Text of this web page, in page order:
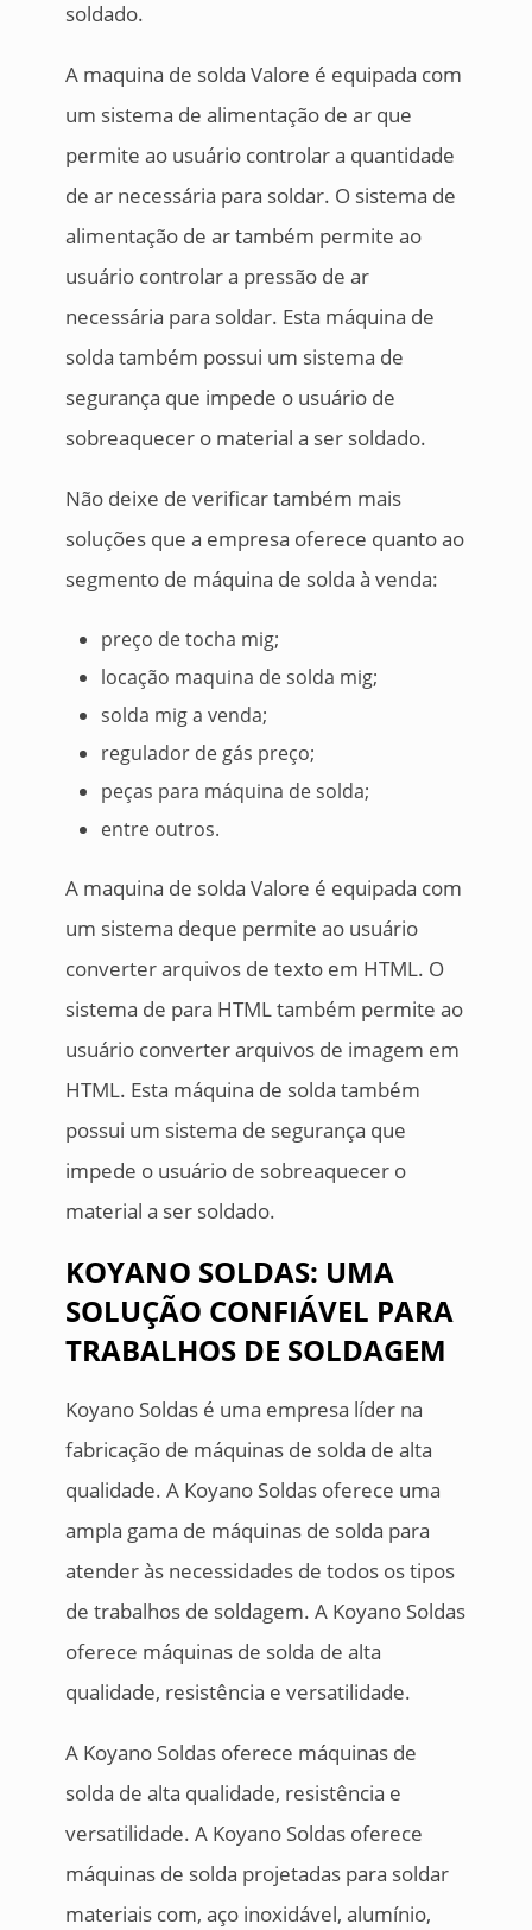
soldado.
A maquina de solda Valore é equipada com
um sistema de alimentação de ar que
permite ao usuário controlar a quantidade
de ar necessária para soldar. O sistema de
alimentação de ar também permite ao
usuário controlar a pressão de ar
necessária para soldar. Esta máquina de
solda também possui um sistema de
segurança que impede o usuário de
sobreaquecer o material a ser soldado.
Não deixe de verificar também mais
soluções que a empresa oferece quanto ao
segmento de máquina de solda à venda:
preço de tocha mig;
locação maquina de solda mig;
solda mig a venda;
regulador de gás preço;
peças para máquina de solda;
entre outros.
A maquina de solda Valore é equipada com
um sistema deque permite ao usuário
converter arquivos de texto em HTML. O
sistema de para HTML também permite ao
usuário converter arquivos de imagem em
HTML. Esta máquina de solda também
possui um sistema de segurança que
impede o usuário de sobreaquecer o
material a ser soldado.
KOYANO SOLDAS: UMA
SOLUÇÃO CONFIÁVEL PARA
TRABALHOS DE SOLDAGEM
Koyano Soldas é uma empresa líder na
fabricação de máquinas de solda de alta
qualidade. A Koyano Soldas oferece uma
ampla gama de máquinas de solda para
atender às necessidades de todos os tipos
de trabalhos de soldagem. A Koyano Soldas
oferece máquinas de solda de alta
qualidade, resistência e versatilidade.
A Koyano Soldas oferece máquinas de
solda de alta qualidade, resistência e
versatilidade. A Koyano Soldas oferece
máquinas de solda projetadas para soldar
materiais com, aço inoxidável, alumínio,